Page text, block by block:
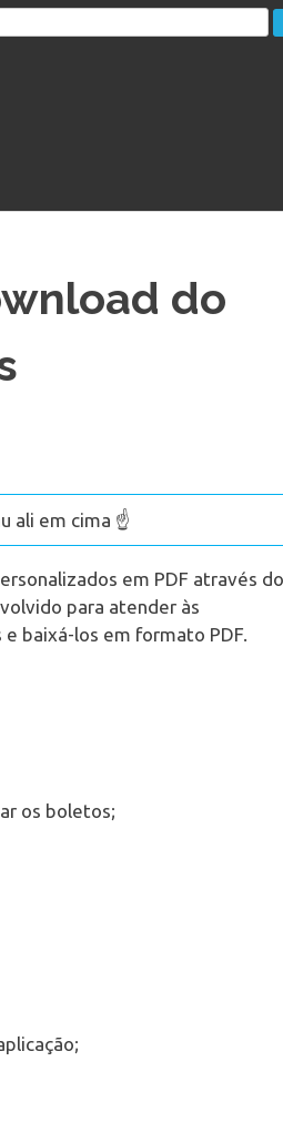
do
ali em cima ☝️
em PDF através do
para atender às
baixá-los em formato PDF.
os boletos;